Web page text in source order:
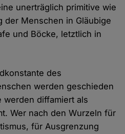
unerträglich primitive wie
der Menschen in Gläubige
und Böcke, letztlich in
des
werden geschieden
werden diffamiert als
Wer nach den Wurzeln für
für Ausgrenzung